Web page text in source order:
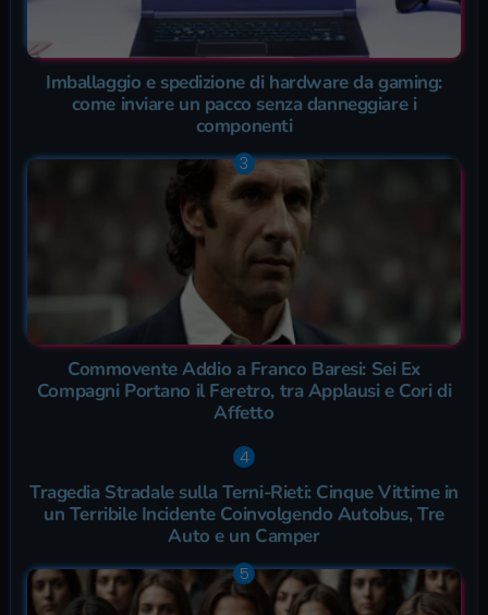
Imballaggio e spedizione di hardware da gaming:
come inviare un pacco senza danneggiare i
componenti
Commovente Addio a Franco Baresi: Sei Ex
Compagni Portano il Feretro, tra Applausi e Cori di
Affetto
Tragedia Stradale sulla Terni-Rieti: Cinque Vittime in
un Terribile Incidente Coinvolgendo Autobus, Tre
Auto e un Camper